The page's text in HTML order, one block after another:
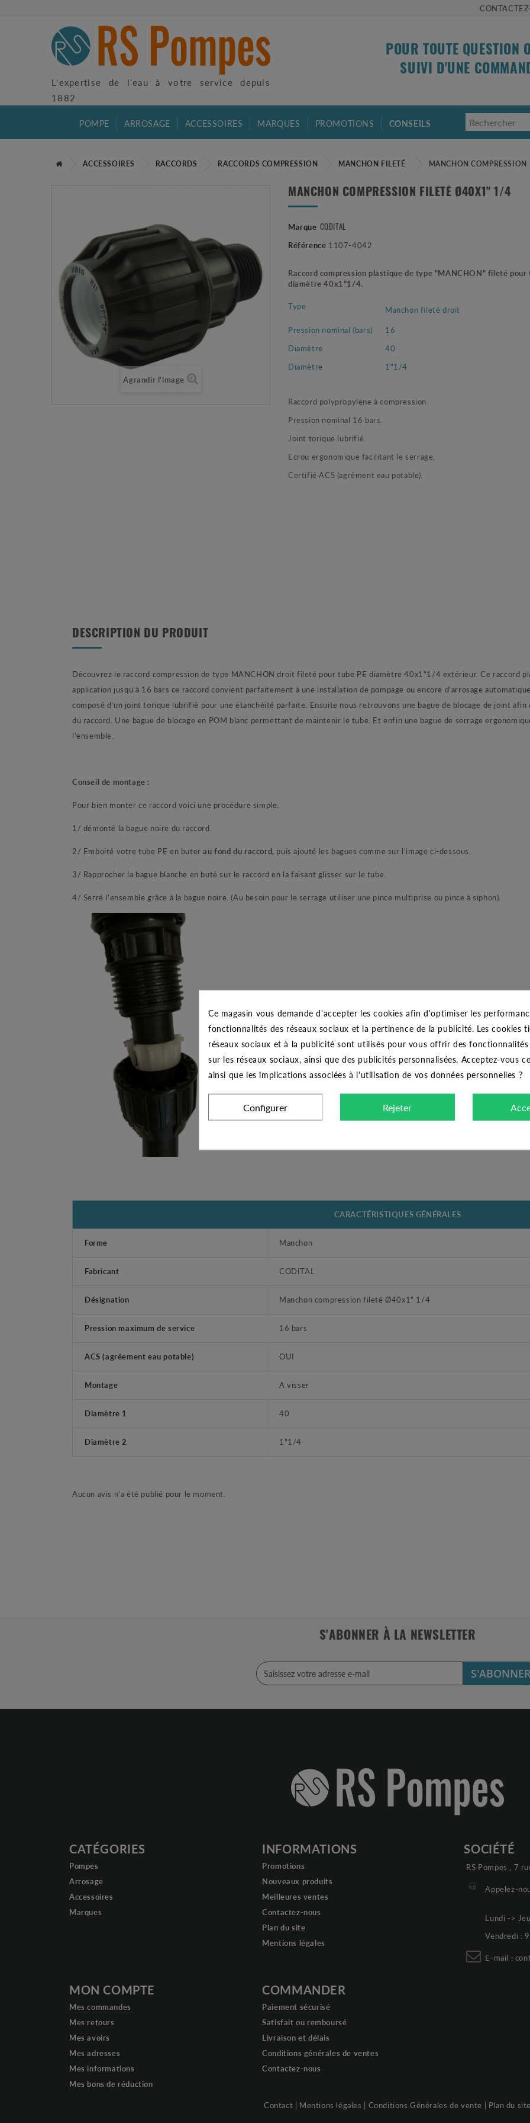
L'expertise de l'eau à votre service depuis
1882
POUR TOUTE QUESTION
SUIVI D'UNE
POMPE ARROSAGE ACCESSOIRES MARQUES PROMOTIONS CONSEILS
ACCESSOIRES RACCORDS RACCORDS COMPRESSION MANCHON FILETÉ MANCHON
Agrandir l'image
MANCHON COMPRESSION FILETÉ Ø40X1" 1/4
Marque CODITAL
Référence 1107-4042
Raccord compression plastique de type "MANCHON" fileté pour
diamètre 40x1"1/4.
Type
Manchon fileté droit
Pression nominal (bars)
16
Diamètre
40
Diamètre
1"1/4
Raccord polypropylène à compression.
Pression nominal 16 bars.
Joint torique lubrifié.
Ecrou ergonomique facilitant le serrage.
Certifié ACS (agrément eau potable).
DESCRIPTION DU PRODUIT
Découvrez le raccord compression de type MANCHON droit fileté pour tube PE diamètre 40x1"1/4 extérieur. Ce raccord
application jusqu’à 16 bars ce raccord convient parfaitement à une installation de pompage ou encore d’arrosage
composé d’un joint torique lubrifié pour une étanchéité parfaite. Ensuite nous retrouvons une bague de blocage de joint
du raccord. Une bague de blocage en POM blanc permettant de maintenir le tube. Et enfin une bague de serrage
l’ensemble.
Conseil de montage :
Pour bien monter ce raccord voici une procédure simple,
1/ démonté la bague noire du raccord.
2/ Emboité votre tube PE en buterau fond du raccord, puis ajouté les bagues comme sur l’image ci-dessous.
3/ Rapprocher la bague blanche en buté sur le raccord en la faisant glisser sur le tube.
4/ Serré l’ensemble grâce à la bague noire. (Au besoin pour le serrage utiliser une pince multiprise ou pince à siphon).
CARACTÉRISTIQUES GÉNÉRALES
Forme Manchon
Fabricant CODITAL
Désignation Manchon compression fileté Ø40x1" 1/4
Pression maximum de service 16 bars
ACS (agréement eau potable) OUI
Montage A visser
Diamètre 1 40
Diamètre 2 1"1/4
Aucun avis n'a été publié pour le moment.
S'ABONNER À LA NEWSLETTER
CATÉGORIES
Pompes
Arrosage
Accessoires
Marques
INFORMATIONS
Promotions
Nouveaux produits
Meilleures ventes
Contactez-nous
Plan du site
Mentions légales
MON COMPTE
Mes commandes
Mes retours
Mes avoirs
Mes adresses
Mes informations
Mes bons de réduction
COMMANDER
Paiement sécurisé
Satisfait ou remboursé
Livraison et délais
Conditions générales de ventes
Contactez-nous
SOCIÉTÉ
RS Pompes , 7
Appelez-
Lundi ->
Vendredi :
E-mail :
Contact | Mentions légales | Conditions Générales de vente | Plan du
Ce magasin vous demande d'accepter les cookies afin d'optimiser les
fonctionnalités des réseaux sociaux et la pertinence de la publicité. Les cookies
réseaux sociaux et à la publicité sont utilisés pour vous offrir des
sur les réseaux sociaux, ainsi que des publicités personnalisées. Acceptez-vous
ainsi que les implications associées à l'utilisation de vos données personnelles ?
Configurer Rejeter